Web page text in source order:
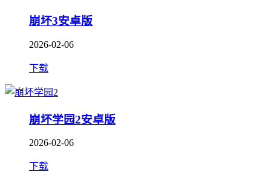
崩坏3安卓版
2026-02-06
下载
崩坏学园2安卓版
2026-02-06
下载